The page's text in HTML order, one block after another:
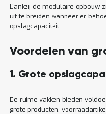
Dankzij de modulaire opbouw
uit te breiden wanneer er
opslagcapaciteit.
Voordelen van
1. Grote
De ruime vakken bieden
grote producten,